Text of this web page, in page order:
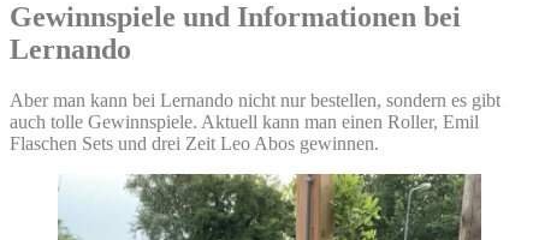
Gewinnspiele und Informationen bei
Lernando
Aber man kann bei Lernando nicht nur bestellen, sondern es gibt
auch tolle Gewinnspiele. Aktuell kann man einen Roller, Emil
Flaschen Sets und drei Zeit Leo Abos gewinnen.